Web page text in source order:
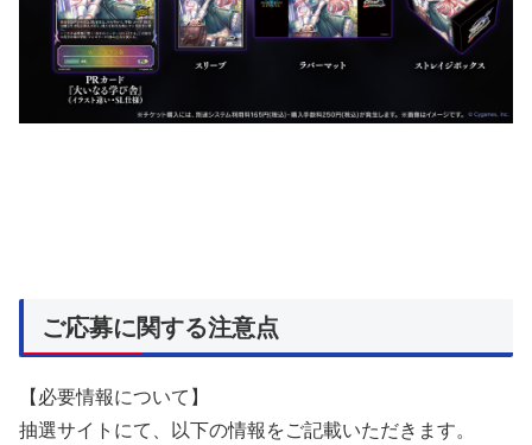
ご応募に関する注意点
【必要情報について】
抽選サイトにて、以下の情報をご記載いただきます。